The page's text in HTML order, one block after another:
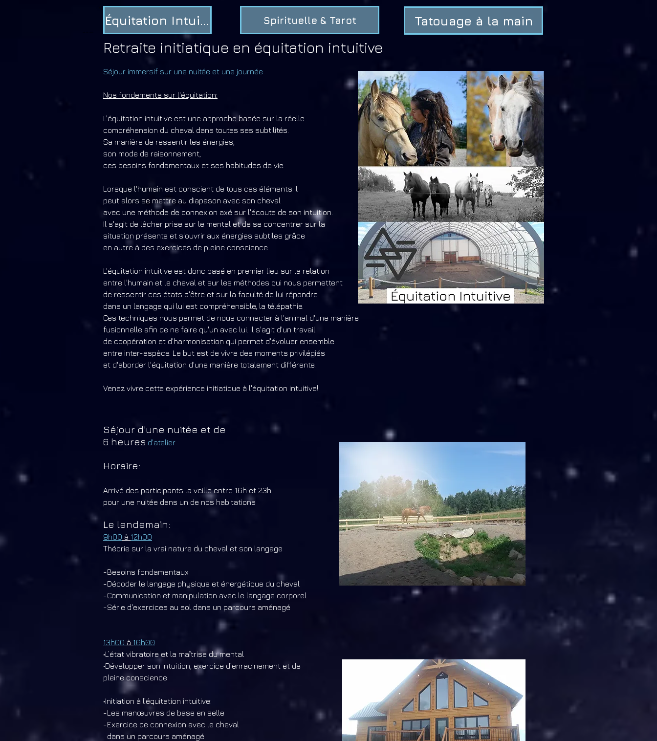
Spirituelle & Tarot
Retraite initiatique en équitation intuitive
Séjour immersif sur une nuitée et une journée
Nos fondements sur l'équitation:
L'équitation intuitive est une approche basée sur la réelle
compréhension du cheval dans toutes ses subtilités.
Sa manière de ressentir les énergies,
son mode de raisonnement,
ces besoins fondamentaux et ses habitudes de vie.
Lorsque l'humain est conscient de tous ces éléments il
peut alors se mettre au diapason avec son cheval
avec une méthode de connexion axé sur l'écoute de son intuition.
Il s'agit de lâcher prise sur le mental et de se concentrer sur la
situation présente et s'ouvrir aux énergies subtiles grâce
en autre à des exercices de pleine conscience.
L'équitation intuitive est donc basé en premier lieu sur la relation
entre l'humain et le cheval et sur les méthodes qui nous permettent
de ressentir ces états d'être et sur la faculté de lui répondre
dans un langage qui lui est compréhensible, la télépathie.
Ces techniques nous permet de nous connecter à l'animal d'une manière
fusionnelle afin de ne faire qu'un avec lui. Il s'agit d'un travail
de coopération et d'harmonisation qui permet d'évoluer ensemble
entre inter-espèce. Le but est de vivre des moments privilégiés
et d'aborder l'équitation d'une manière totalement différente.
Venez vivre cette expérience initiatique à l'équitation intuitive!
Séjour d'une nuitée et de
6 heures d'atelier
Horaire:
Arrivé des participants la veille entre 16h et 23h
pour une nuitée dans un de nos habitations
Le lendemain:
9h00 à 12h00
Théorie sur la vrai nature du cheval et son langage
-Besoins fondamentaux
-Décoder le langage physique et énergétique du cheval
-Communication et manipulation avec le langage corporel
-Série d'exercices au sol dans un parcours aménagé
13h00 à 16h00
•L’état vibratoire et la maîtrise du mental
•Développer son intuition, exercice d’enracinement et de
pleine conscience
•Initiation à l’équitation intuitive:
-Les manœuvres de base en selle
-Exercice de connexion avec le cheval
dans un parcours aménagé
Tatouage à la main